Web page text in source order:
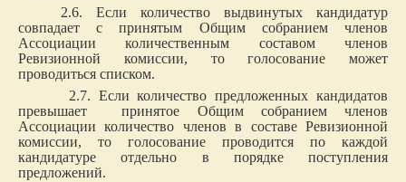
2.6. Если количество выдвинутых кандидатур
совпадает с принятым Общим собранием членов
Ассоциации количественным составом членов
Ревизионной комиссии, то голосование может
проводиться списком.
2.7. Если количество предложенных кандидатов
превышает принятое Общим собранием членов
Ассоциации количество членов в составе Ревизионной
комиссии, то голосование проводится по каждой
кандидатуре отдельно в порядке поступления
предложений.